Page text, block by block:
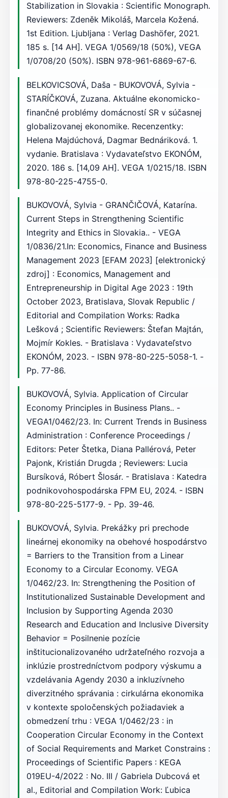
Stabilization in Slovakia : Scientific Monograph.
Reviewers: Zdeněk Mikoláš, Marcela Kožená.
1st Edition. Ljubljana : Verlag Dashöfer, 2021.
185 s. [14 AH]. VEGA 1/0569/18 (50%), VEGA
1/0708/20 (50%). ISBN 978-961-6869-67-6.
BELKOVICSOVÁ, Daša - BUKOVOVÁ, Sylvia -
STARÍČKOVÁ, Zuzana. Aktuálne ekonomicko-
finančné problémy domácností SR v súčasnej
globalizovanej ekonomike. Recenzentky:
Helena Majdúchová, Dagmar Bednáriková. 1.
vydanie. Bratislava : Vydavateľstvo EKONÓM,
2020. 186 s. [14,09 AH]. VEGA 1/0215/18. ISBN
978-80-225-4755-0.
BUKOVOVÁ, Sylvia - GRANČIČOVÁ, Katarína.
Current Steps in Strengthening Scientific
Integrity and Ethics in Slovakia.. - VEGA
1/0836/21.In: Economics, Finance and Business
Management 2023 [EFAM 2023] [elektronický
zdroj] : Economics, Management and
Entrepreneurship in Digital Age 2023 : 19th
October 2023, Bratislava, Slovak Republic /
Editorial and Compilation Works: Radka
Lešková ; Scientific Reviewers: Štefan Majtán,
Mojmír Kokles. - Bratislava : Vydavateľstvo
EKONÓM, 2023. - ISBN 978-80-225-5058-1. -
Pp. 77-86.
BUKOVOVÁ, Sylvia. Application of Circular
Economy Principles in Business Plans.. -
VEGA1/0462/23. In: Current Trends in Business
Administration : Conference Proceedings /
Editors: Peter Štetka, Diana Pallérová, Peter
Pajonk, Kristián Drugda ; Reviewers: Lucia
Bursíková, Róbert Šlosár. - Bratislava : Katedra
podnikovohospodárska FPM EU, 2024. - ISBN
978-80-225-5177-9. - Pp. 39-46.
BUKOVOVÁ, Sylvia. Prekážky pri prechode
lineárnej ekonomiky na obehové hospodárstvo
= Barriers to the Transition from a Linear
Economy to a Circular Economy. VEGA
1/0462/23. In: Strengthening the Position of
Institutionalized Sustainable Development and
Inclusion by Supporting Agenda 2030
Research and Education and Inclusive Diversity
Behavior = Posilnenie pozície
inštitucionalizovaného udržateľného rozvoja a
inklúzie prostredníctvom podpory výskumu a
vzdelávania Agendy 2030 a inkluzívneho
diverzitného správania : cirkulárna ekonomika
v kontexte spoločenských požiadaviek a
obmedzení trhu : VEGA 1/0462/23 : in
Cooperation Circular Economy in the Context
of Social Requirements and Market Constrains :
Proceedings of Scientific Papers : KEGA
019EU-4/2022 : No. III / Gabriela Dubcová et
al., Editorial and Compilation Work: Ľubica